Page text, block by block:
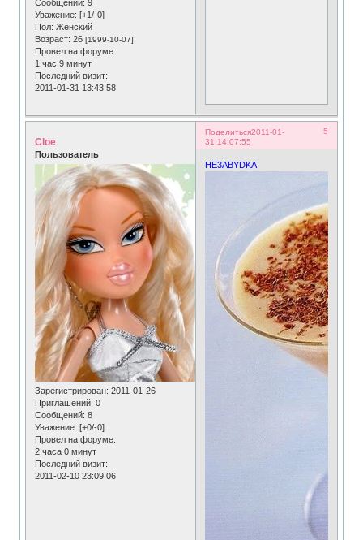
Сообщений: 9
Уважение: [+1/-0]
Пол: Женский
Возраст: 26[1999-10-07]
Провел на форуме:
1 час 9 минут
Последний визит:
2011-01-31 13:43:58
Поделиться 5
2011-01-
31 14:07:55
Cloe
Пользователь
Зарегистрирован: 2011-01-26
Приглашений: 0
Сообщений: 8
Уважение: [+0/-0]
Провел на форуме:
2 часа 0 минут
Последний визит:
2011-02-10 23:09:06
HE3ABYDKA